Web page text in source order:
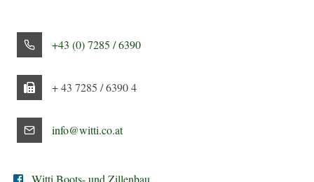
+43 (0) 7285 / 6390
+ 43 7285 / 6390 4
info@witti.co.at
Witti Boots- und Zillenbau